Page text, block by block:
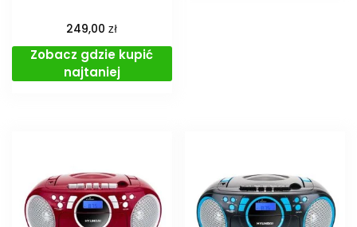
249,00zł
Zobacz gdzie kupić
najtaniej